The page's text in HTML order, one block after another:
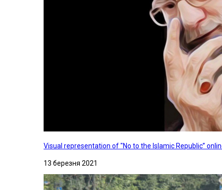
Visual representation of "No to the Islamic Republic”
13 березня 2021